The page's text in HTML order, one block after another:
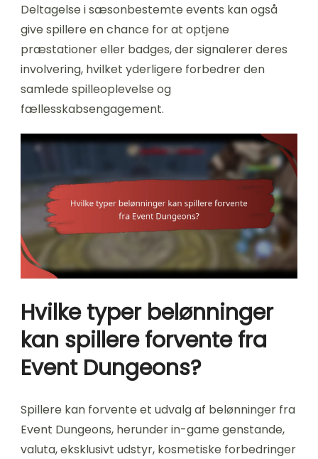
Deltagelse i sæsonbestemte events kan også
give spillere en chance for at optjene
præstationer eller badges, der signalerer deres
involvering, hvilket yderligere forbedrer den
samlede spilleoplevelse og
fællesskabsengagement.
Hvilke typer belønninger
kan spillere forvente fra
Event Dungeons?
Spillere kan forvente et udvalg af belønninger fra
Event Dungeons, herunder in-game genstande,
valuta, eksklusivt udstyr, kosmetiske forbedringer